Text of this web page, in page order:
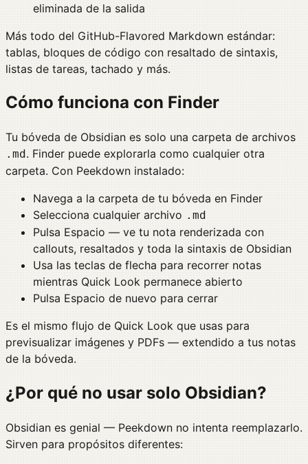
eliminada de la salida
Más todo del GitHub-Flavored Markdown estándar:
tablas, bloques de código con resaltado de sintaxis,
listas de tareas, tachado y más.
Cómo funciona con Finder
Tu bóveda de Obsidian es solo una carpeta de archivos
.md . Finder puede explorarla como cualquier otra
carpeta. Con Peekdown instalado:
Navega a la carpeta de tu bóveda en Finder
Selecciona cualquier archivo .md
Pulsa Espacio — ve tu nota renderizada con
callouts, resaltados y toda la sintaxis de Obsidian
Usa las teclas de flecha para recorrer notas
mientras Quick Look permanece abierto
Pulsa Espacio de nuevo para cerrar
Es el mismo flujo de Quick Look que usas para
previsualizar imágenes y PDFs — extendido a tus notas
de la bóveda.
¿Por qué no usar solo Obsidian?
Obsidian es genial — Peekdown no intenta reemplazarlo.
Sirven para propósitos diferentes: